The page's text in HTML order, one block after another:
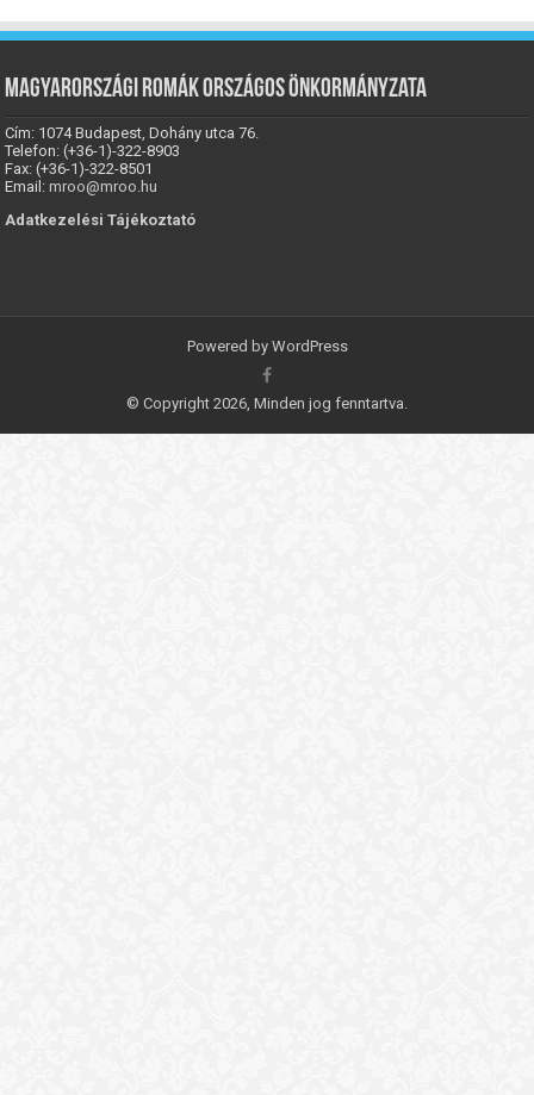
Magyarországi Romák Országos Önkormányzata
Cím: 1074 Budapest, Dohány utca 76.
Telefon: (+36-1)-322-8903
Fax: (+36-1)-322-8501
Email:mroo@mroo.hu
Adatkezelési Tájékoztató
Powered by WordPress
© Copyright 2026, Minden jog fenntartva.